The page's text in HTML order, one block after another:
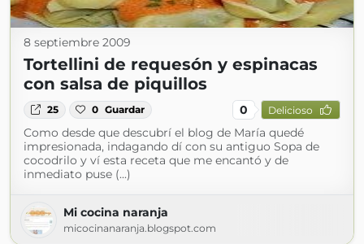
8 septiembre 2009
Tortellini de requesón y espinacas
con salsa de piquillos
25 0 Guardar 0 Delicioso
Como desde que descubrí el blog de María quedé
impresionada, indagando dí con su antiguo Sopa de
cocodrilo y ví esta receta que me encantó y de
inmediato puse (...)
Mi cocina naranja
micocinanaranja.blogspot.com